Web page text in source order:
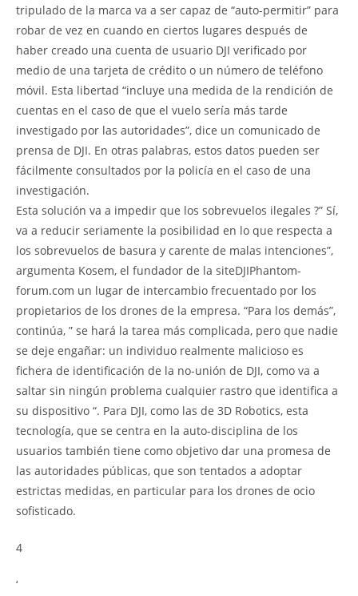
tripulado de la marca va a ser capaz de “auto-permitir” para
robar de vez en cuando en ciertos lugares después de
haber creado una cuenta de usuario DJI verificado por
medio de una tarjeta de crédito o un número de teléfono
móvil. Esta libertad “incluye una medida de la rendición de
cuentas en el caso de que el vuelo sería más tarde
investigado por las autoridades”, dice un comunicado de
prensa de DJI. En otras palabras, estos datos pueden ser
fácilmente consultados por la policía en el caso de una
investigación.
Esta solución va a impedir que los sobrevuelos ilegales ?” Sí,
va a reducir seriamente la posibilidad en lo que respecta a
los sobrevuelos de basura y carente de malas intenciones”,
argumenta Kosem, el fundador de la siteDJIPhantom-
forum.com un lugar de intercambio frecuentado por los
propietarios de los drones de la empresa. “Para los demás”,
continúa, ” se hará la tarea más complicada, pero que nadie
se deje engañar: un individuo realmente malicioso es
fichera de identificación de la no-unión de DJI, como va a
saltar sin ningún problema cualquier rastro que identifica a
su dispositivo “. Para DJI, como las de 3D Robotics, esta
tecnología, que se centra en la auto-disciplina de los
usuarios también tiene como objetivo dar una promesa de
las autoridades públicas, que son tentados a adoptar
estrictas medidas, en particular para los drones de ocio
sofisticado.
4
‘